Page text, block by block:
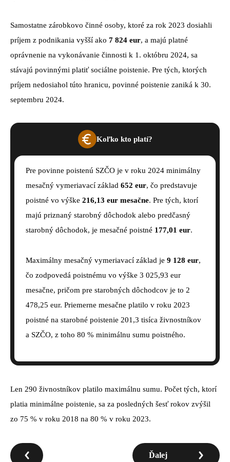
Samostatne zárobkovo činné osoby, ktoré za rok 2023 dosiahli
príjem z podnikania vyšší ako 7 824 eur, a majú platné
oprávnenie na vykonávanie činnosti k 1. októbru 2024, sa
stávajú povinnými platiť sociálne poistenie. Pre tých, ktorých
príjem nedosiahol túto hranicu, povinné poistenie zaniká k 30.
septembru 2024.
Koľko kto platí?
Pre povinne poistenú SZČO je v roku 2024 minimálny
mesačný vymeriavací základ 652 eur, čo predstavuje
poistné vo výške 216,13 eur mesačne. Pre tých, ktorí
majú priznaný starobný dôchodok alebo predčasný
starobný dôchodok, je mesačné poistné 177,01 eur.
Maximálny mesačný vymeriavací základ je 9 128 eur,
čo zodpovedá poistnému vo výške 3 025,93 eur
mesačne, pričom pre starobných dôchodcov je to 2
478,25 eur. Priemerne mesačne platilo v roku 2023
poistné na starobné poistenie 201,3 tisíca živnostníkov
a SZČO, z toho 80 % minimálnu sumu poistného.
Len 290 živnostníkov platilo maximálnu sumu. Počet tých, ktorí
platia minimálne poistenie, sa za posledných šesť rokov zvýšil
zo 75 % v roku 2018 na 80 % v roku 2023.
Ďalej